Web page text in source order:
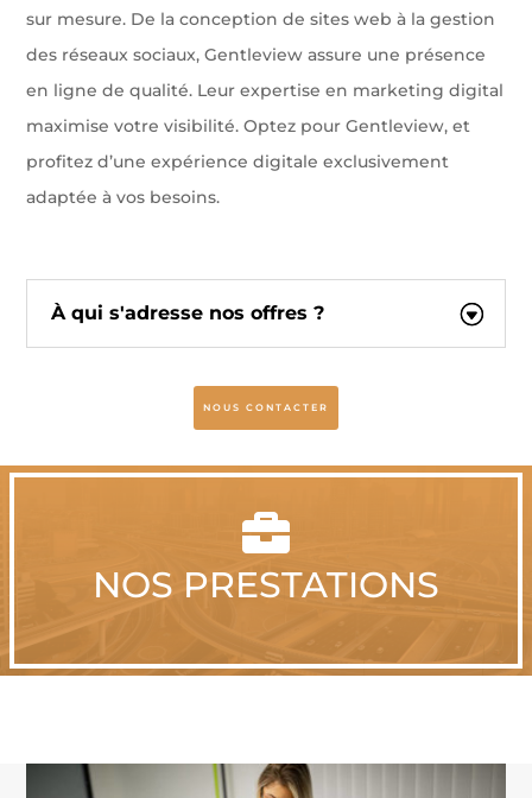
sur mesure. De la conception de sites web à la gestion
des réseaux sociaux, Gentleview assure une présence
en ligne de qualité. Leur expertise en marketing digital
maximise votre visibilité. Optez pour Gentleview, et
profitez d’une expérience digitale exclusivement
adaptée à vos besoins.
À qui s'adresse nos offres ?
NOUS CONTACTER

NOS PRESTATIONS